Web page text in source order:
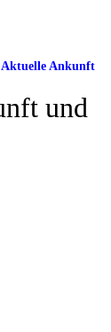
Aktuelle Ankunft
und